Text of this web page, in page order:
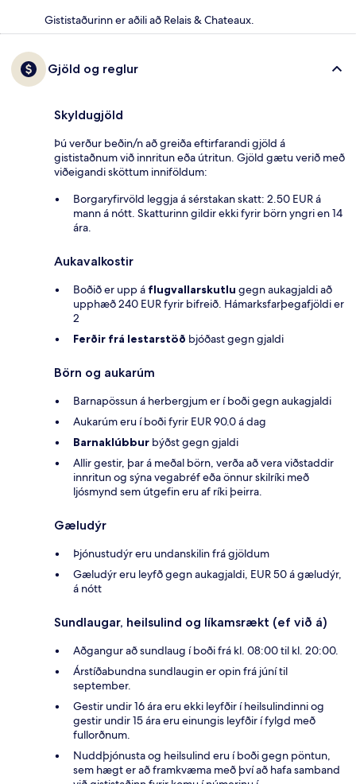
Gististaðurinn er aðili að Relais & Chateaux.
Gjöld og reglur
Skyldugjöld
Þú verður beðin/n að greiða eftirfarandi gjöld á
gististaðnum við innritun eða útritun. Gjöld gætu verið með
viðeigandi sköttum inniföldum:
Borgaryfirvöld leggja á sérstakan skatt: 2.50 EUR á
mann á nótt. Skatturinn gildir ekki fyrir börn yngri en 14
ára.
Aukavalkostir
Boðið er upp á flugvallarskutlu gegn aukagjaldi að
upphæð 240 EUR fyrir bifreið. Hámarksfarþegafjöldi er
2
Ferðir frá lestarstöð bjóðast gegn gjaldi
Börn og aukarúm
Barnapössun á herbergjum er í boði gegn aukagjaldi
Aukarúm eru í boði fyrir EUR 90.0 á dag
Barnaklúbbur býðst gegn gjaldi
Allir gestir, þar á meðal börn, verða að vera viðstaddir
innritun og sýna vegabréf eða önnur skilríki með
ljósmynd sem útgefin eru af ríki þeirra.
Gæludýr
Þjónustudýr eru undanskilin frá gjöldum
Gæludýr eru leyfð gegn aukagjaldi, EUR 50 á gæludýr,
á nótt
Sundlaugar, heilsulind og líkamsrækt (ef við á)
Aðgangur að sundlaug í boði frá kl. 08:00 til kl. 20:00.
Árstíðabundna sundlaugin er opin frá júní til
september.
Gestir undir 16 ára eru ekki leyfðir í heilsulindinni og
gestir undir 15 ára eru einungis leyfðir í fylgd með
fullorðnum.
Nuddþjónusta og heilsulind eru í boði gegn pöntun,
sem hægt er að framkvæma með því að hafa samband